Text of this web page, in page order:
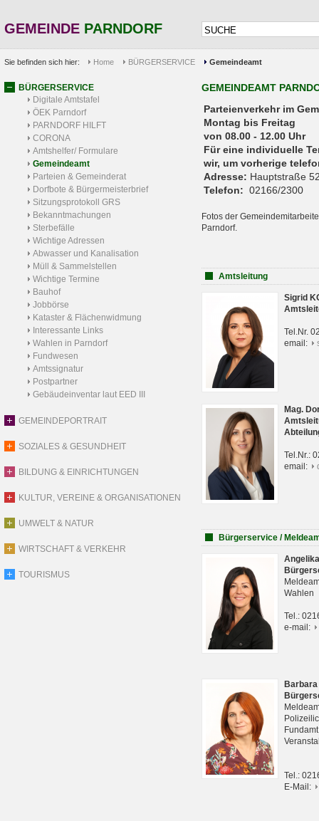
GEMEINDE PARNDORF
Sie befinden sich hier: Home BÜRGERSERVICE Gemeindeamt
BÜRGERSERVICE
Digitale Amtstafel
ÖEK Parndorf
PARNDORF HILFT
CORONA
Amtshelfer/ Formulare
Gemeindeamt
Parteien & Gemeinderat
Dorfbote & Bürgermeisterbrief
Sitzungsprotokoll GRS
Bekanntmachungen
Sterbefälle
Wichtige Adressen
Abwasser und Kanalisation
Müll & Sammelstellen
Wichtige Termine
Bauhof
Jobbörse
Kataster & Flächenwidmung
Interessante Links
Wahlen in Parndorf
Fundwesen
Amtssignatur
Postpartner
Gebäudeinventar laut EED III
GEMEINDEPORTRAIT
SOZIALES & GESUNDHEIT
BILDUNG & EINRICHTUNGEN
KULTUR, VEREINE & ORGANISATIONEN
UMWELT & NATUR
WIRTSCHAFT & VERKEHR
TOURISMUS
GEMEINDEAMT
Parteienverkehr
Montag bis Freitag
von 08.00 - 12.00 Uhr
Für eine individuelle
wir, um vorherige
Adresse: Hauptstraße
Telefon: 02166/2300
Fotos der
Parndorf.
Amtsleitung
Sigrid
Tel.Nr.
email:
Mag.
Tel.Nr.:
email:
Bürgerservice /
Wahlen
Tel.:
e-mail:
Tel.:
E-Mail: